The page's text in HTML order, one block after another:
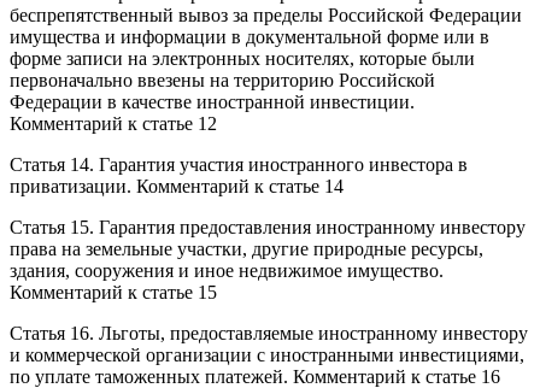
беспрепятственный вывоз за пределы Российской Федерации
имущества и информации в документальной форме или в
форме записи на электронных носителях, которые были
первоначально ввезены на территорию Российской
Федерации в качестве иностранной инвестиции.
Комментарий к статье 12
Статья 14. Гарантия участия иностранного инвестора в
приватизации. Комментарий к статье 14
Статья 15. Гарантия предоставления иностранному инвестору
права на земельные участки, другие природные ресурсы,
здания, сооружения и иное недвижимое имущество.
Комментарий к статье 15
Статья 16. Льготы, предоставляемые иностранному инвестору
и коммерческой организации с иностранными инвестициями,
по уплате таможенных платежей. Комментарий к статье 16